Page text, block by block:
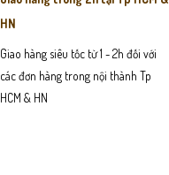
HN
Giao hàng siêu tốc từ 1 - 2h đối với
các đơn hàng trong nội thành Tp
HCM & HN